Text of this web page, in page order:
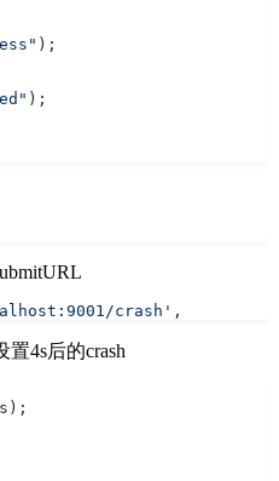
);
);
crash' ,
置4s后的crash